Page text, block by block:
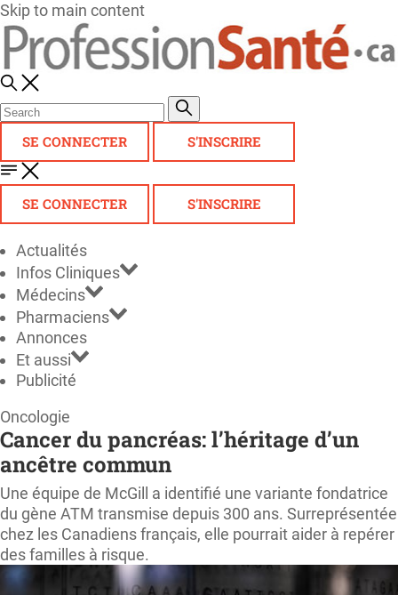
Skip to main content
SE CONNECTER S'INSCRIRE
SE CONNECTER S'INSCRIRE
Actualités
Infos Cliniques
Médecins
Pharmaciens
Annonces
Et aussi
Publicité
Page
d'accueil
ProfessionSanté.ca
Oncologie
Cancer du pancréas: l’héritage d’un
ancêtre commun
Une équipe de McGill a identifié une variante fondatrice
du gène ATM transmise depuis 300 ans. Surreprésentée
chez les Canadiens français, elle pourrait aider à repérer
des familles à risque.